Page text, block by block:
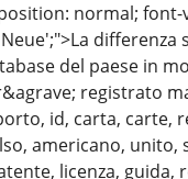
normal;
del paese in
registrato
id, carta, carte,
americano,
licenza,